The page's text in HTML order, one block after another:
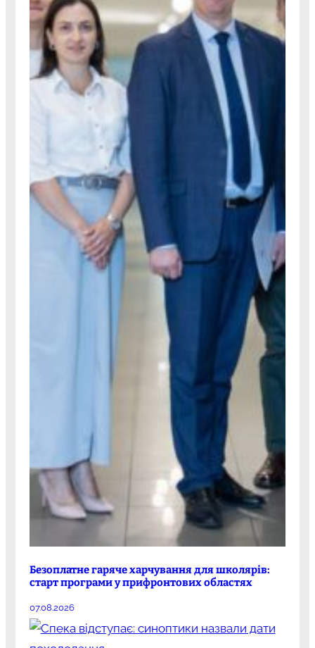
Безоплатне гаряче харчування для школярів:
старт програми у прифронтових областях
07.08.2026